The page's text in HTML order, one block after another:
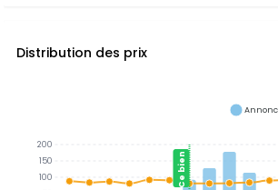
Distribution des prix
Ce bien
200
150
100